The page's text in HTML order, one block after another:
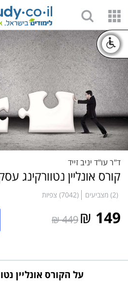
ד"ר עו"ד יניב זייד
קורס אונליין נטוורקינג
(2) מצביעים (7042) צפיות
149
₪
449 ₪
על הקורס אונליין